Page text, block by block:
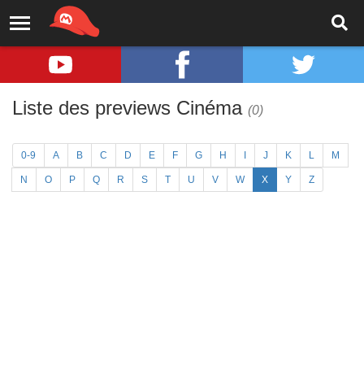
Liste des previews Cinéma (0)
0-9 A B C D E F G H J K L M
N O P Q R S T U V W X Y Z